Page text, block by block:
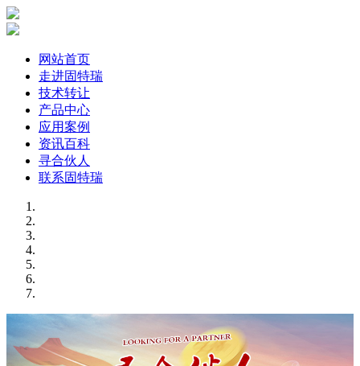
网站首页
走进固特瑞
技术转让
产品中心
应用案例
资讯百科
寻合伙人
联系固特瑞